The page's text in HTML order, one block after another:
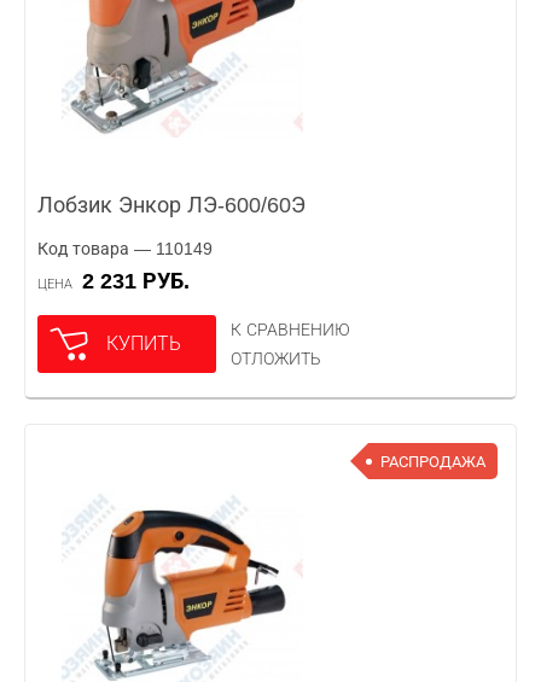
Лобзик Энкор ЛЭ-600/60Э
Код товара — 110149
ЦЕНА 2 231 РУБ.
КУПИТЬ
К СРАВНЕНИЮ
ОТЛОЖИТЬ
РАСПРОДАЖА